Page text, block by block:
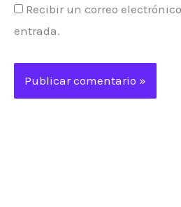
Recibir un correo
entrada.